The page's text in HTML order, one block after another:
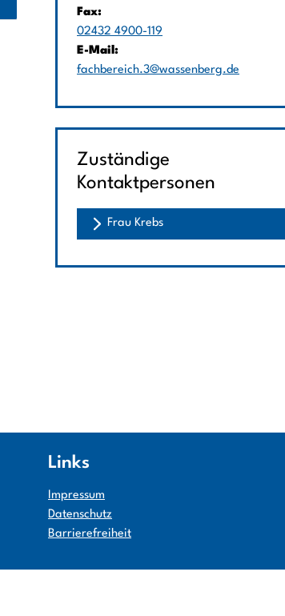
Fax:
02432 4900-119
E-Mail:
fachbereich.3@wassenberg.de
Zuständige
Kontaktpersonen
Frau Krebs
Links
Impressum
Datenschutz
Barrierefreiheit